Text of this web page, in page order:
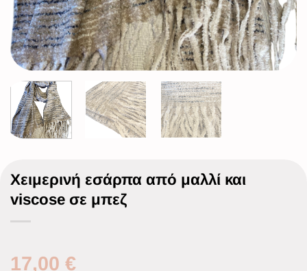
Χειμερινή εσάρπα από μαλλί και
viscose σε μπεζ
17,00 €